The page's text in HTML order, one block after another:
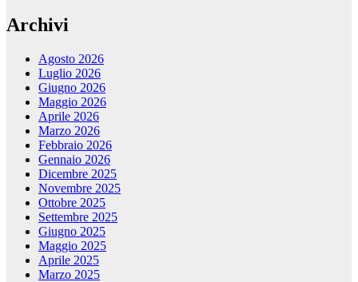
Archivi
Agosto 2026
Luglio 2026
Giugno 2026
Maggio 2026
Aprile 2026
Marzo 2026
Febbraio 2026
Gennaio 2026
Dicembre 2025
Novembre 2025
Ottobre 2025
Settembre 2025
Giugno 2025
Maggio 2025
Aprile 2025
Marzo 2025